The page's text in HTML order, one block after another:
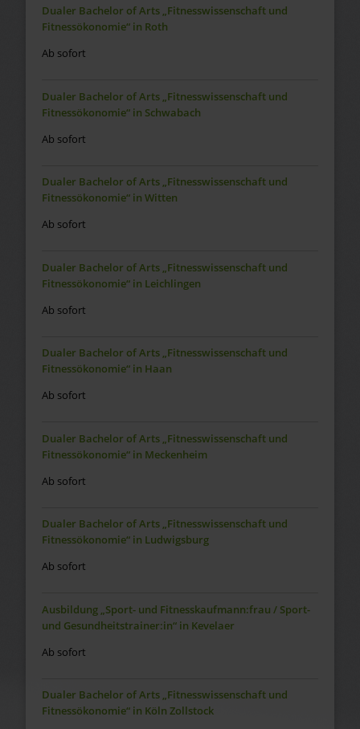
Dualer Bachelor of Arts „Fitnesswissenschaft und
Fitnessökonomie“ in Roth
Ab sofort
Dualer Bachelor of Arts „Fitnesswissenschaft und
Fitnessökonomie“ in Schwabach
Ab sofort
Dualer Bachelor of Arts „Fitnesswissenschaft und
Fitnessökonomie“ in Witten
Ab sofort
Dualer Bachelor of Arts „Fitnesswissenschaft und
Fitnessökonomie“ in Leichlingen
Ab sofort
Dualer Bachelor of Arts „Fitnesswissenschaft und
Fitnessökonomie“ in Haan
Ab sofort
Dualer Bachelor of Arts „Fitnesswissenschaft und
Fitnessökonomie“ in Meckenheim
Ab sofort
Dualer Bachelor of Arts „Fitnesswissenschaft und
Fitnessökonomie“ in Ludwigsburg
Ab sofort
Ausbildung „Sport- und Fitnesskaufmann:frau / Sport-
und Gesundheitstrainer:in“ in Kevelaer
Ab sofort
Dualer Bachelor of Arts „Fitnesswissenschaft und
Fitnessökonomie“ in Köln Zollstock